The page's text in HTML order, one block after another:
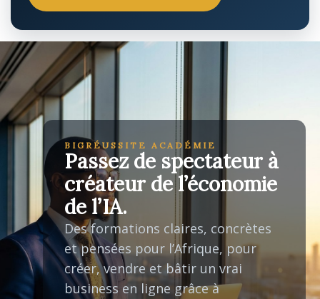
BIGRÉUSSITE ACADÉMIE
Passez de spectateur à
créateur de l’économie
de l’IA.
Des formations claires, concrètes
et pensées pour l’Afrique, pour
créer, vendre et bâtir un vrai
business en ligne grâce à